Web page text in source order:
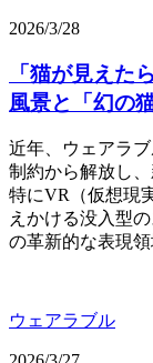
2026/3/28
「猫が見えた
風景と「幻の
近年、ウェアラ
制約から解放し
特にVR（仮想現
えかける没入型
の革新的な表現
ウェアラブル